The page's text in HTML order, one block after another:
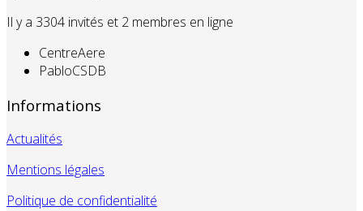
Il y a 3304 invités et 2 membres en ligne
CentreAere
PabloCSDB
Informations
Actualités
Mentions légales
Politique de confidentialité